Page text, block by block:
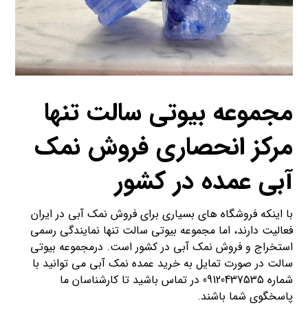
مجموعه بیوتی سالت تنها
مرکز انحصاری فروش نمک
آبی عمده در کشور
با اینکه فروشگاه های بسیاری برای فروش نمک آبی در ایران
فعالیت دارند، اما مجموعه بیوتی سالت تنها نمایندگی رسمی
استخراج و فروش نمک آبی در کشور است. درمجموعه بیوتی
سالت در صورت تمایل به خرید عمده نمک آبی می توانید با
شماره 09120437535
در تماس باشید تا کارشناسان ما
پاسخگوی شما باشند.